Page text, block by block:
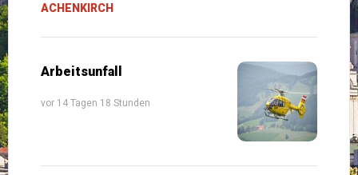
ACHENKIRCH
Arbeitsunfall
vor 14 Tagen 18 Stunden